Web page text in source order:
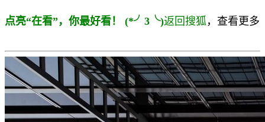
点亮“在看”，你最好看！ (*╯3╰)返回搜狐 ，查看更多